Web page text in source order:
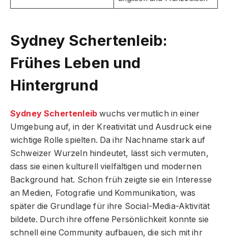
Sydney Schertenleib:
Frühes Leben und
Hintergrund
Sydney Schertenleib wuchs vermutlich in einer
Umgebung auf, in der Kreativität und Ausdruck eine
wichtige Rolle spielten. Da ihr Nachname stark auf
Schweizer Wurzeln hindeutet, lässt sich vermuten,
dass sie einen kulturell vielfältigen und modernen
Background hat. Schon früh zeigte sie ein Interesse
an Medien, Fotografie und Kommunikation, was
später die Grundlage für ihre Social-Media-Aktivität
bildete. Durch ihre offene Persönlichkeit konnte sie
schnell eine Community aufbauen, die sich mit ihr